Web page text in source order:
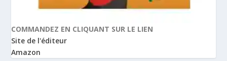
COMMANDEZ EN CLIQUANT SUR LE LIEN
Site de l'éditeur
Amazon